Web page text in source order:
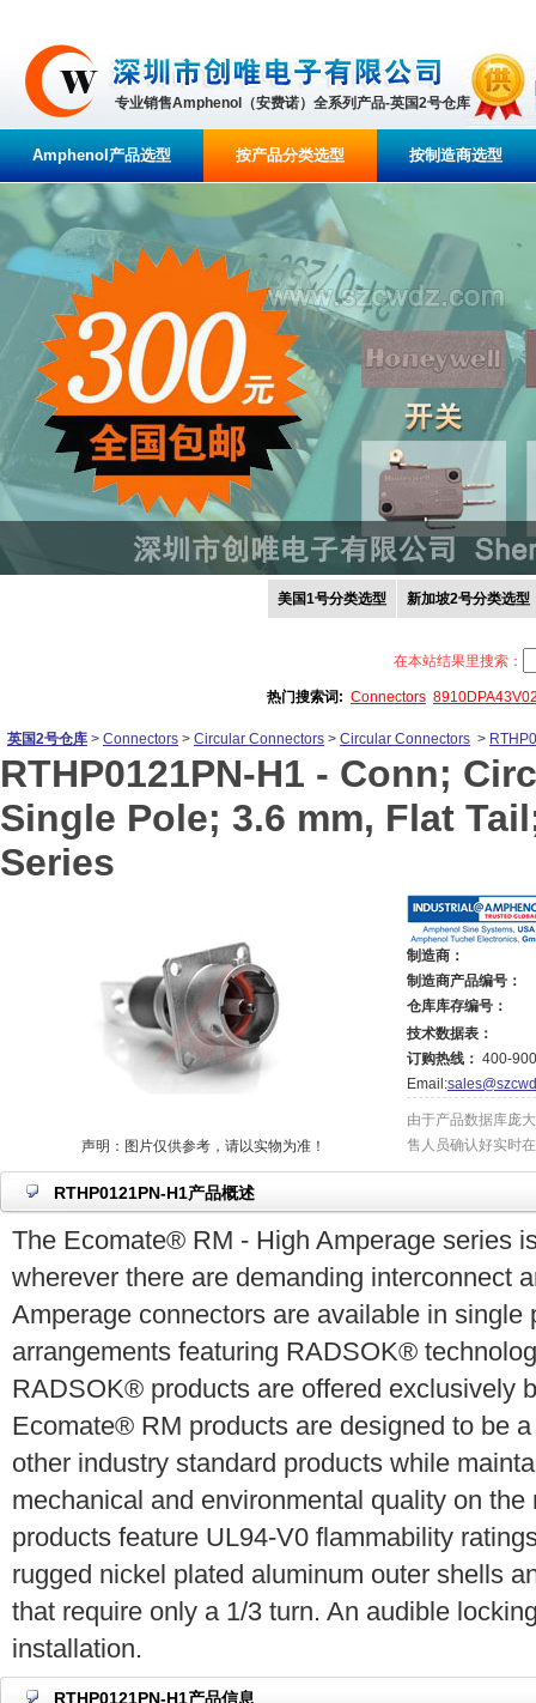
专业销售Amphenol（安费诺）全系列产品-英国2号仓库
Amphenol产品选型 按产品分类选型 按制造商选型
美国1号分类选型 新加坡2号分类选型
在本站结果里搜索：
热门搜索词: Connectors
英国2号仓库 > Connectors > Circular Connectors > Circular Connectors >
RTHP0121PN-H1 - Conn;
Single Pole; 3.6 mm, Flat
Series
声明：图片仅供参考，请以实物为准！
制造商：
制造商产品编号：
仓库库存编号：
技术数据表：
订购热线： 400-
Email:
由于产品数据库庞
售人员确认好实时
RTHP0121PN-H1产品概述
The Ecomate® RM - High Amperage series
wherever there are demanding interconnect
Amperage connectors are available in single
arrangements featuring RADSOK®
RADSOK® products are offered exclusively
Ecomate® RM products are designed to be
other industry standard products while
mechanical and environmental quality on
products feature UL94-V0 flammability
rugged nickel plated aluminum outer shells
that require only a 1/3 turn. An audible
installation.
RTHP0121PN-H1产品信息